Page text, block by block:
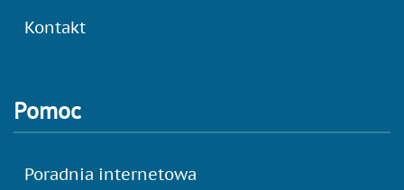
Kontakt
Pomoc
Poradnia internetowa